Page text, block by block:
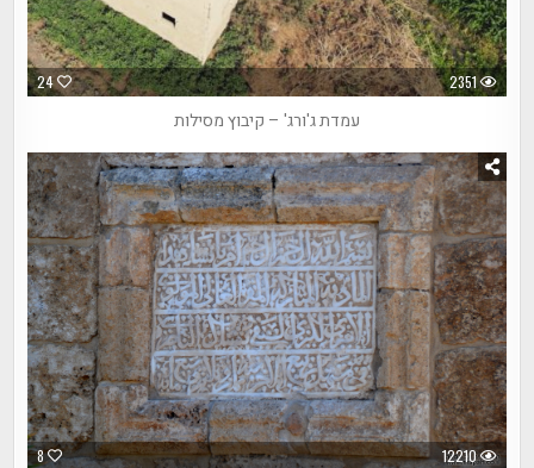
24 2351
עמדת ג'ורג' – קיבוץ מסילות
8 12210